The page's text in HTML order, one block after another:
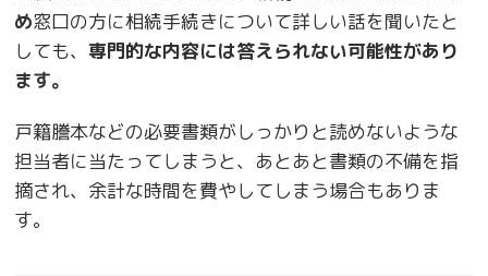
め窓口の方に相続手続きについて詳しい話を聞いたと
しても、 専門的な内容には答えられない可能性があり
ます。
戸籍謄本などの必要書類がしっかりと読めないような
担当者に当たってしまうと、あとあと書類の不備を指
摘され、余計な時間を費やしてしまう場合もありま
す。